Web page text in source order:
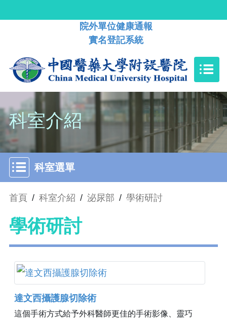
院外單位健康通報
實名登記系統
科室介紹
科室選單
首頁 / 科室介紹 / 泌尿部 / 學術研討
學術研討
達文西攝護腺切除術
這個手術方式給予外科醫師更佳的手術影像、靈巧